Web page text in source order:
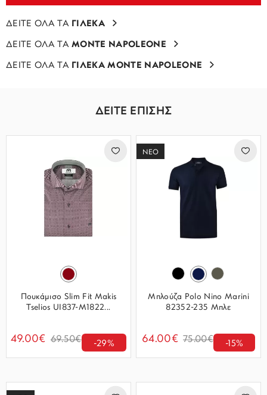
ΔΕΙΤΕ ΟΛΑ ΤΑ ΓΙΛΕΚΑ
ΔΕΙΤΕ ΟΛΑ ΤΑMONTE NAPOLEONE
ΔΕΙΤΕ ΟΛΑ ΤΑ ΓΙΛΕΚΑ MONTE NAPOLEONE
ΔΕΙΤΕ ΕΠΙΣΗΣ
Πουκάμισο Slim Fit Makis
Tselios UI837-M1822...
49.00€ 69.50€ -29%
ΝΕΟ
Μπλούζα Polo Nino Marini
82352-235 Μπλε
64.00€ 75.00€ -15%